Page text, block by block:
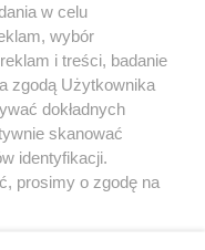
HOSTING
FACEBOOK KONTAKT
Muzyka i kultura
Archiwum wydarzeń
w celu
wybór
i treści, badanie
zgodą Użytkownika
dokładnych
skanować
identyfikacji.
prosimy o zgodę na